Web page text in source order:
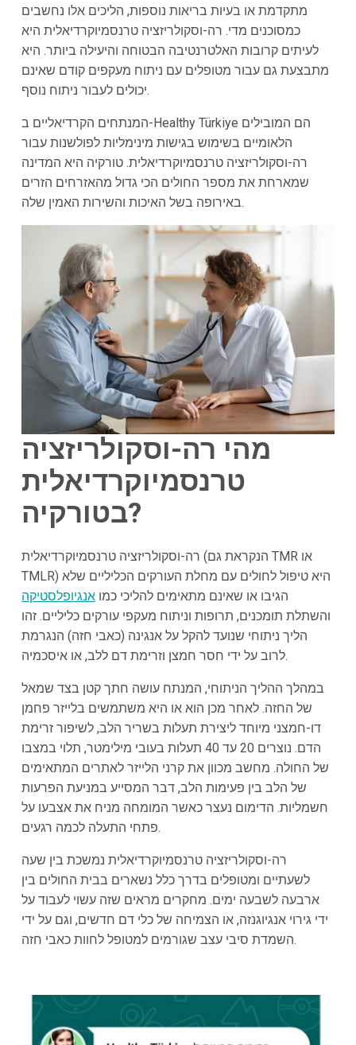
מתקדמת או בעיות בריאות נוספות, הליכים אלו נחשבים
כמסוכנים מדי. רה-וסקולריזציה טרנסמיוקרדיאלית היא
לעיתים קרובות האלטרנטיבה הבטוחה והיעילה ביותר. היא
מתבצעת גם עבור מטופלים עם ניתוח מעקפים קודם שאינם
יכולים לעבור ניתוח נוסף.
המנתחים הקרדיאליים ב-Healthy Türkiye הם המובילים
הלאומיים בשימוש בגישות מינימליות לפולשנות עבור
רה-וסקולריזציה טרנסמיוקרדיאלית. טורקיה היא המדינה
שמארחת את מספר החולים הכי גדול מהאזרחים הזרים
באירופה בשל האיכות והשירות האמין שלה.
מהי רה-וסקולריזציה
טרנסמיוקרדיאלית
בטורקיה?
רה-וסקולריזציה טרנסמיוקרדיאלית (הנקראת גם TMR או
TMLR) היא טיפול לחולים עם מחלת העורקים הכליליים שלא
הגיבו או שאינם מתאימים להליכי כמואנגיופלסטיקה
והשתלת תומכנים, תרופות וניתוח מעקפי עורקים כליליים. זהו
הליך ניתוחי שנועד להקל על אנגינה (כאבי חזה) הנגרמת
לרוב על ידי חסר חמצן וזרימת דם ללב, או איסכמיה.
במהלך ההליך הניתוחי, המנתח עושה חתך קטן בצד שמאל
של החזה. לאחר מכן הוא או היא משתמשים בלייזר פחמן
דו-חמצני מיוחד ליצירת תעלות בשריר הלב, לשיפור זרימת
הדם. נוצרים 20 עד 40 תעלות בעובי מילימטר, תלוי במצבו
של החולה. מחשב מכוון את קרני הלייזר לאתרים המתאימים
של הלב בין פעימות הלב, דבר המסייע במניעת הפרעות
חשמליות. הדימום נעצר כאשר המומחה מניח את אצבעו על
פתחי התעלה לכמה רגעים.
רה-וסקולריזציה טרנסמיוקרדיאלית נמשכת בין שעה
לשעתיים ומטופלים בדרך כלל נשארים בבית החולים בין
ארבעה לשבעה ימים. מחקרים מראים שזה עשוי לעבוד על
ידי גירוי אנגיוגנזה, או הצמיחה של כלי דם חדשים, וגם על ידי
השמדת סיבי עצב שגורמים למטופל לחוות כאבי חזה.